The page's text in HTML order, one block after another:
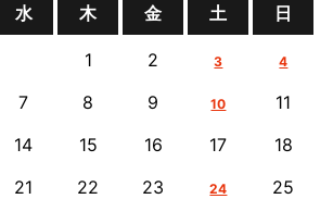
水 木 金 土 日
1 2 3 4
7 8 9 10
11
14 15 16 17
18
21 22 23 24
25